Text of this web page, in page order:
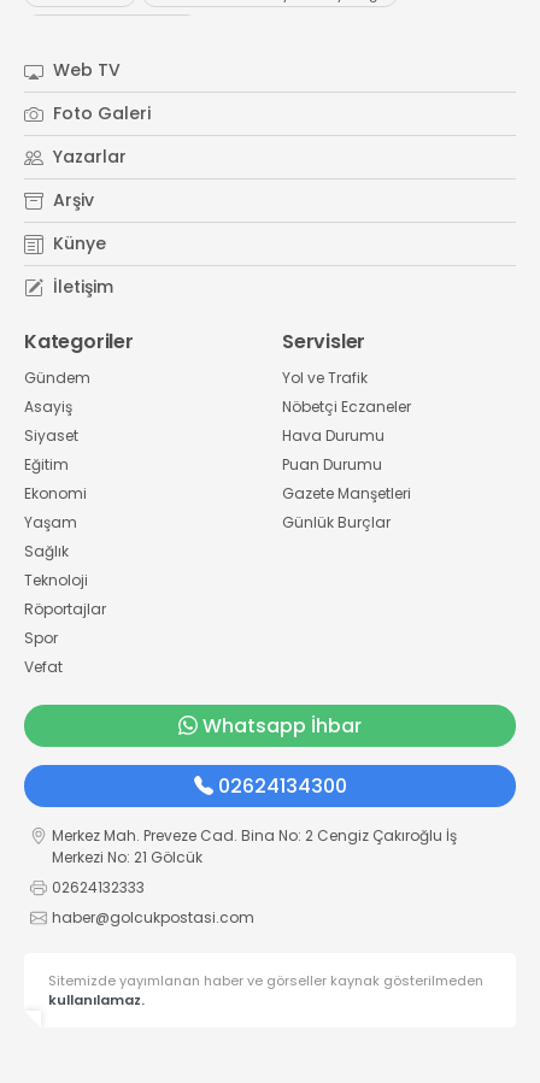
Web TV
Foto Galeri
Yazarlar
Arşiv
Künye
İletişim
Kategoriler
Gündem
Asayiş
Siyaset
Eğitim
Ekonomi
Yaşam
Sağlık
Teknoloji
Röportajlar
Spor
Vefat
Servisler
Yol ve Trafik
Nöbetçi Eczaneler
Hava Durumu
Puan Durumu
Gazete Manşetleri
Günlük Burçlar
Whatsapp İhbar
02624134300
Merkez Mah. Preveze Cad. Bina No: 2 Cengiz Çakıroğlu İş
Merkezi No: 21 Gölcük
02624132333
haber@golcukpostasi.com
Sitemizde yayımlanan haber ve görseller kaynak gösterilmeden
kullanılamaz.